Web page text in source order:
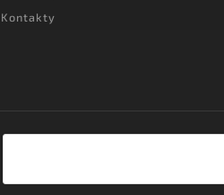
Kontakty